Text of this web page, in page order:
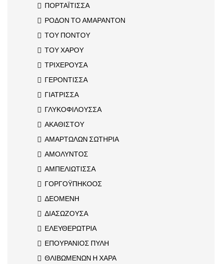
ΠΟΡΤΑΪΤΙΣΣΑ
ΡΟΔΟΝ ΤΟ ΑΜΑΡΑΝΤΟΝ
ΤΟΥ ΠΟΝΤΟΥ
ΤΟΥ ΧΑΡΟΥ
ΤΡΙΧΕΡΟΥΣΑ
ΓΕΡΟΝΤΙΣΣΑ
ΓΙΑΤΡΙΣΣΑ
ΓΛΥΚΟΦΙΛΟΥΣΣΑ
ΑΚΑΘΙΣΤΟΥ
ΑΜΑΡΤΩΛΩΝ ΣΩΤΗΡΙΑ
ΑΜΟΛΥΝΤΟΣ
ΑΜΠΕΛΙΩΤΙΣΣΑ
ΓΟΡΓΟΫΠΗΚΟΟΣ
ΔΕΟΜΕΝΗ
ΔΙΑΣΩΖΟΥΣΑ
ΕΛΕΥΘΕΡΩΤΡΙΑ
ΕΠΟΥΡΑΝΙΟΣ ΠΥΛΗ
ΘΛΙΒΩΜΕΝΩΝ Η ΧΑΡΑ